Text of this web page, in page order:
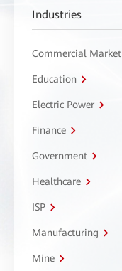
Industries
Commercial Market
Education
Electric Power
Finance
Government
Healthcare
ISP
Manufacturing
Mine